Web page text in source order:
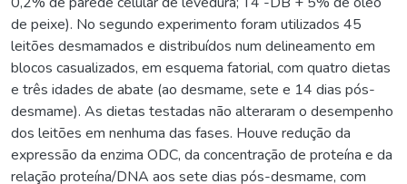
de peixe). No segundo experimento foram utilizados 45
leitões desmamados e distribuídos num delineamento em
blocos casualizados, em esquema fatorial, com quatro dietas
e três idades de abate (ao desmame, sete e 14 dias pós-
desmame). As dietas testadas não alteraram o desempenho
dos leitões em nenhuma das fases. Houve redução da
expressão da enzima ODC, da concentração de proteína e da
relação proteína/DNA aos sete dias pós-desmame, com